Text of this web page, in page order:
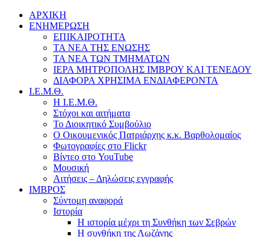
ΑΡΧΙΚΗ
ΕΝΗΜΕΡΩΣΗ
ΕΠΙΚΑΙΡΟΤΗΤΑ
ΤΑ ΝΕΑ ΤΗΣ ΕΝΩΣΗΣ
ΤΑ ΝΕΑ ΤΩΝ ΤΜΗΜΑΤΩΝ
ΙΕΡΑ ΜΗΤΡΟΠΟΛΗΣ ΙΜΒΡΟΥ ΚΑΙ ΤΕΝΕΔΟΥ
ΔΙΑΦΟΡΑ ΧΡΗΣΙΜΑ ΕΝΔΙΑΦΕΡΟΝΤΑ
Ι.Ε.Μ.Θ.
Η Ι.Ε.Μ.Θ.
Στόχοι και αιτήματα
Το Διοικητικό Συμβούλιο
Ο Οικουμενικός Πατριάρχης κ.κ. Βαρθολομαίος
Φωτογραφίες στο Flickr
Βίντεο στο YouTube
Μουσική
Αιτήσεις – Δηλώσεις εγγραφής
ΙΜΒΡΟΣ
Σύντομη αναφορά
Ιστορία
Η ιστορία μέχρι τη Συνθήκη των Σεβρών
Η συνθήκη της Λωζάνης